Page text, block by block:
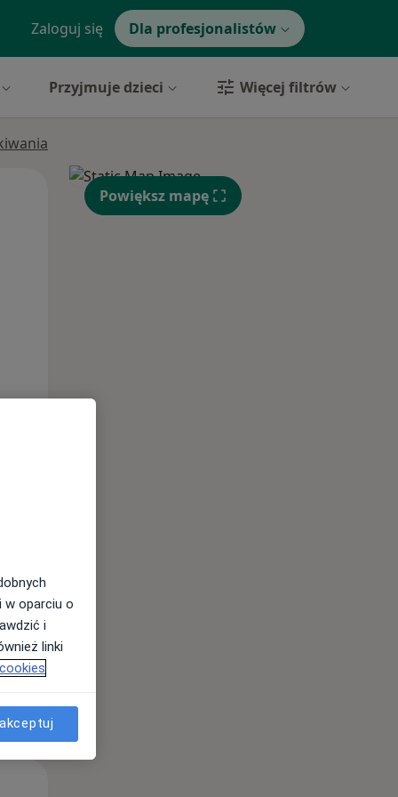
Zaloguj się Dla profesjonalistów
Przyjmuje dzieci Więcej filtrów
Wt, Śr,
Powiększ mapę
w oparciu o
i
linki